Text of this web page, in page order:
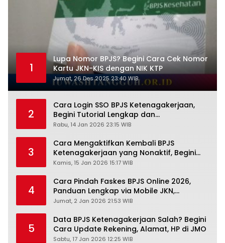
1
Lupa Nomor BPJS? Begini Cara Cek Nomor
Kartu JKN-KIS dengan NIK KTP
Jumat, 26 Des 2025 23:40 WIB
2
Cara Login SSO BPJS Ketenagakerjaan,
Begini Tutorial Lengkap dan
Pengertiannya
Rabu, 14 Jan 2026 23:15 WIB
3
Cara Mengaktifkan Kembali BPJS
Ketenagakerjaan yang Nonaktif, Begini
Panduan Lengkapnya
Kamis, 15 Jan 2026 15:17 WIB
4
Cara Pindah Faskes BPJS Online 2026,
Panduan Lengkap via Mobile JKN,
PANDAWA & Offiline Kantor Cabang
Jumat, 2 Jan 2026 21:53 WIB
5
Data BPJS Ketenagakerjaan Salah? Begini
Cara Update Rekening, Alamat, HP di JMO
Sabtu, 17 Jan 2026 12:25 WIB